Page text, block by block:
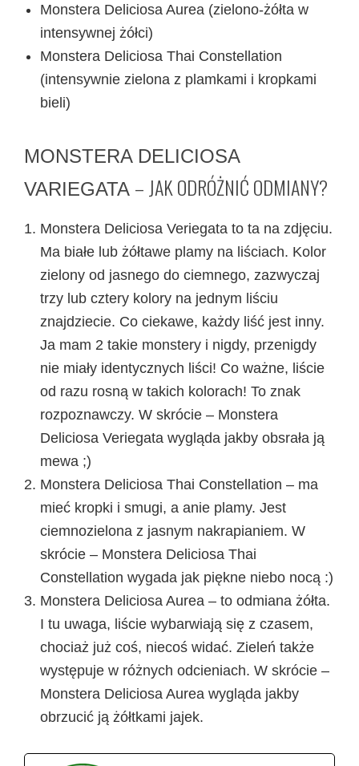
Monstera Deliciosa Aurea (zielono-żółta w
intensywnej żółci)
Monstera Deliciosa Thai Constellation
(intensywnie zielona z plamkami i kropkami
bieli)
MONSTERA DELICIOSA
VARIEGATA – JAK ODRÓŻNIĆ ODMIANY?
Monstera Deliciosa Veriegata to ta na zdjęciu.
Ma białe lub żółtawe plamy na liściach. Kolor
zielony od jasnego do ciemnego, zazwyczaj
trzy lub cztery kolory na jednym liściu
znajdziecie. Co ciekawe, każdy liść jest inny.
Ja mam 2 takie monstery i nigdy, przenigdy
nie miały identycznych liści! Co ważne, liście
od razu rosną w takich kolorach! To znak
rozpoznawczy. W skrócie – Monstera
Deliciosa Veriegata wygląda jakby obsrała ją
mewa ;)
Monstera Deliciosa Thai Constellation – ma
mieć kropki i smugi, a anie plamy. Jest
ciemnozielona z jasnym nakrapianiem. W
skrócie – Monstera Deliciosa Thai
Constellation wygada jak piękne niebo nocą :)
Monstera Deliciosa Aurea – to odmiana żółta.
I tu uwaga, liście wybarwiają się z czasem,
chociaż już coś, niecoś widać. Zieleń także
występuje w różnych odcieniach. W skrócie –
Monstera Deliciosa Aurea wygląda jakby
obrzucić ją żółtkami jajek.